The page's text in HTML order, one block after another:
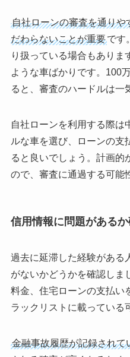
自社ローンの審査を通り
だわらないことが重要です
り扱っている場合もありま
ような車ばかりです。100
ると、審査のハードルは一
自社ローンを利用する際は
ルな車を選び、ローンの支
ると良いでしょう。計画的
ので、審査に通過する可能
信用情報に問題がある
過去に延滞した経験がある
がないかどうかを確認しま
料金、住宅ローンの支払い
ラックリストに載っている
金融事故履歴が記録され